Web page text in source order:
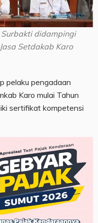
didampingi
Setdakab Karo
pelaku pengadaan
Karo mulai Tahun
sertifikat kompetensi